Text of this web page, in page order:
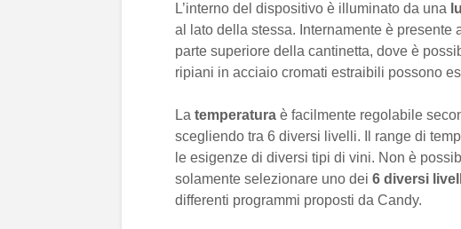
L’interno del dispositivo è illuminato da una
al lato della stessa. Internamente è
parte superiore della cantinetta, dove è
ripiani in acciaio cromati estraibili possono
La temperatura è facilmente regolabile
scegliendo tra 6 diversi livelli. Il range di
le esigenze di diversi tipi di vini. Non è
solamente selezionare uno dei 6 diversi
differenti programmi proposti da Candy.